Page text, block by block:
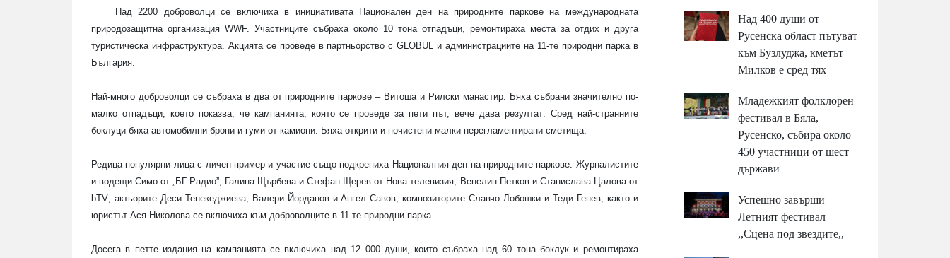
Над 2200 доброволци се включиха в инициативата Национален ден на природните паркове на международната
природозащитна организация WWF. Участниците събраха около10 тона отпадъци, ремонтираха места за отдих и друга
туристическа инфраструктура. Акцията се проведе в партньорство с GLOBUL и администрациите на 11-те природни парка в
България.
Най-много доброволци се събраха в два от природните паркове –Витошаи Рилски манастир. Бяха събрани значително по-
малко отпадъци, което показва, че кампанията, която се проведе за пети път, вече дава резултат. Сред най-странните
боклуци бяха автомобилни брони и гуми от камиони. Бяха открити и почистени малки нерегламентирани сметища.
Редица популярни лицас личен пример и участие също подкрепиха Националния ден на природните паркове. Журналистите
и водещи Симо от „БГ Радио”, Галина Щърбева и Стефан Щерев от Нова телевизия, Венелин Петков и Станислава Цалова от
bTV, актьорите Деси Тенекеджиева, Валери Йорданов и Ангел Савов, композиторите Славчо Лобошки и Теди Генев, както и
юристът Ася Николовасе включиха към доброволците в 11-те природни парка.
Досега в петте издания на кампанията се включиха над 12 000 души, които събраха над 60 тона боклук и ремонтираха
Над 400 души от
Русенска област пътуват
към Бузлуджа, кметът
Милков е сред тях
Младежкият фолклорен
фестивал в Бяла,
Русенско, събира около
450 участници от шест
държави
Успешно завърши
Летният фестивал
,,Сцена под звездите,,